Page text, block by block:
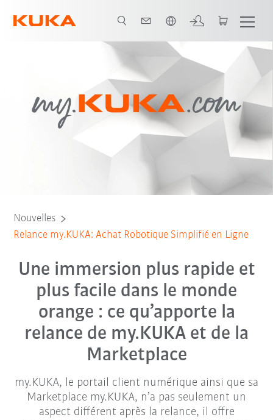
Nouvelles
Relance my.KUKA: Achat Robotique Simplifié en Ligne
Une immersion plus rapide et
plus facile dans le monde
orange : ce qu’apporte la
relance de my.KUKA et de la
Marketplace
my.KUKA, le portail client numérique ainsi que sa
Marketplace my.KUKA, n’a pas seulement un
aspect différent après la relance, il offre